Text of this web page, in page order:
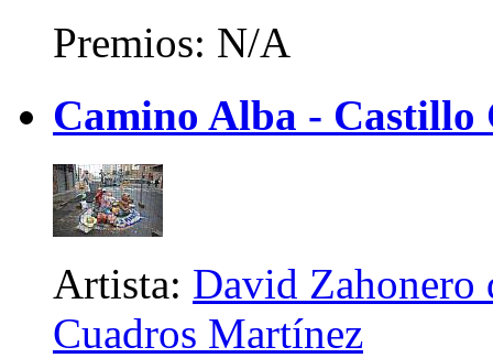
Premios: N/A
Camino Alba -
Artista: David Zahonero
Cuadros Martínez